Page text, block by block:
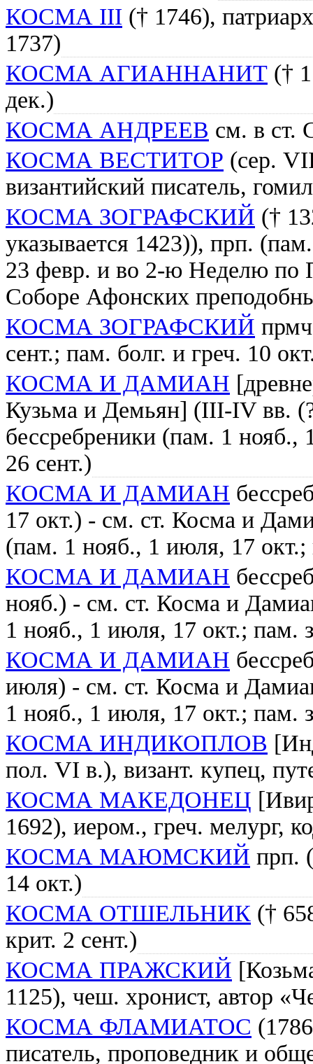
КОСМА III († 1746),
1737)
КОСМА АГИАННАНИТ (†
дек.)
КОСМА АНДРЕЕВ см. в ст.
КОСМА ВЕСТИТОР (сер.
византийский писатель,
КОСМА ЗОГРАФСКИЙ (†
указывается 1423)), прп.
23 февр. и во 2-ю Неделю по
Соборе Афонских
КОСМА ЗОГРАФСКИЙ
сент.; пам. болг. и греч. 10
КОСМА И ДАМИАН
Кузьма и Демьян] (III-IV вв.
бессребреники (пам. 1 нояб.,
26 сент.)
КОСМА И ДАМИАН
17 окт.) - см. ст. Косма и
(пам. 1 нояб., 1 июля, 17 окт.;
КОСМА И ДАМИАН
нояб.) - см. ст. Косма и
1 нояб., 1 июля, 17 окт.; пам.
КОСМА И ДАМИАН
июля) - см. ст. Косма и
1 нояб., 1 июля, 17 окт.; пам.
КОСМА ИНДИКОПЛОВ
пол. VI в.), визант. купец,
КОСМА МАКЕДОНЕЦ
1692), иером., греч. мелург,
КОСМА МАЮМСКИЙ прп.
14 окт.)
КОСМА ОТШЕЛЬНИК (†
крит. 2 сент.)
КОСМА ПРАЖСКИЙ
1125), чеш. хронист, автор
КОСМА ФЛАМИАТОС
писатель, проповедник и